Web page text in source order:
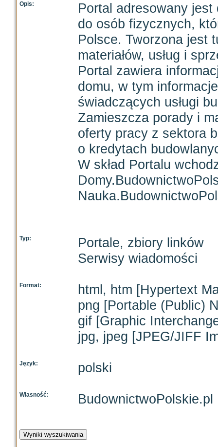
Opis:
Portal adresowany
do osób fizycznych,
Polsce. Tworzona jest
materiałów, usług i
Portal zawiera
domu, w tym
świadczących usługi
Zamieszcza porady i
oferty pracy z sektora
o kredytach
W skład Portalu
Typ:
Portale, zbiory linków
Serwisy wiadomości
Format:
html, htm [Hypertext
png [Portable (Public)
gif [Graphic
jpg, jpeg [JPEG/JIFF
Język: polski
Własność: BudownictwoPolskie.pl